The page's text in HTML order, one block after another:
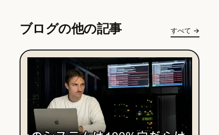
ブログの他の記事 すべて →